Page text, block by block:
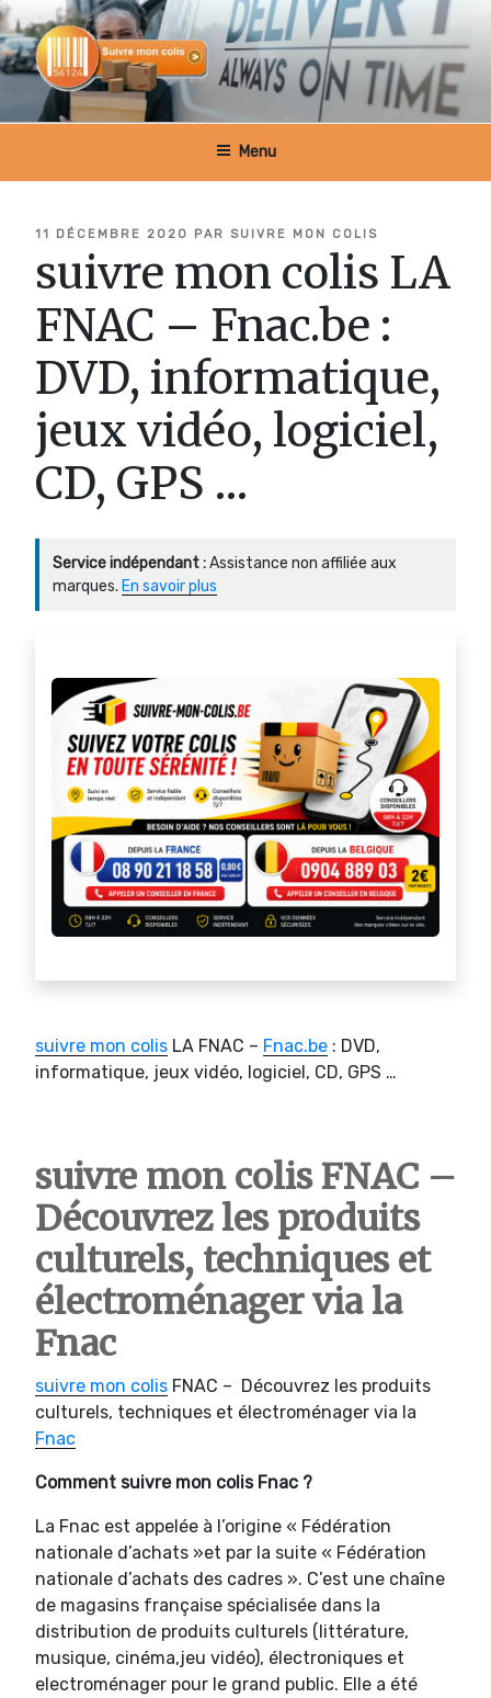
Aller
au
contenu
principal
SUIVRE MON COLIS BELGIQUE
Menu
PUBLIÉ
11 DÉCEMBRE 2020 PAR SUIVRE MON COLIS
suivre mon colis LA
FNAC – Fnac.be :
DVD, informatique,
jeux vidéo, logiciel,
CD, GPS …
Service indépendant :Assistance non affiliée aux
marques. En savoir plus
suivre mon colis LA FNAC – Fnac.be : DVD,
informatique, jeux vidéo, logiciel, CD, GPS …
suivre mon colis FNAC –
Découvrez les produits
culturels, techniques et
électroménager via la
Fnac
suivre mon colis FNAC – Découvrez les produits
culturels, techniques et électroménager via la
Fnac
Comment suivre mon colis Fnac ?
La Fnac est appelée à l’origine « Fédération
nationale d’achats »et par la suite « Fédération
nationale d’achats des cadres ». C’est une chaîne
de magasins française spécialisée dans la
distribution de produits culturels (littérature,
musique, cinéma,jeu vidéo), électroniques et
electroménager pour le grand public. Elle a été